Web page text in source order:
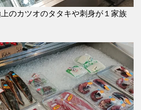
のカツオのタタキや刺身が１家族